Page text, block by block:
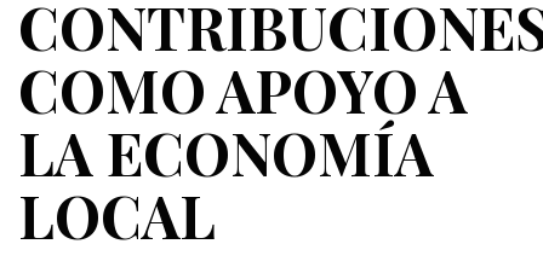
COMO APOYO A
LA ECONOMÍA
LOCAL